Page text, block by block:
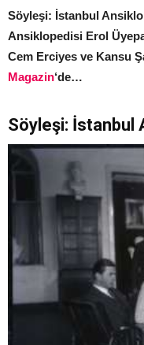
Söyleşi: İstanbul
Ansiklopedisi Erol
Cem Erciyes ve Kansu
Magazin‘de…
Söyleşi: İstanbul